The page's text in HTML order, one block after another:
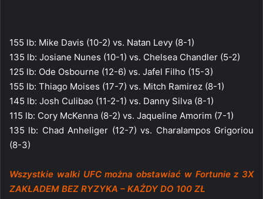
155 lb: Mike Davis (10-2) vs. Natan Levy (8-1)
135 lb: Josiane Nunes (10-1) vs. Chelsea Chandler (5-2)
125 lb: Ode Osbourne (12-6) vs. Jafel Filho (15-3)
155 lb: Thiago Moises (17-7) vs. Mitch Ramirez (8-1)
145 lb: Josh Culibao (11-2-1) vs. Danny Silva (8-1)
115 lb: Cory McKenna (8-2) vs. Jaqueline Amorim (7-1)
135 lb: Chad Anheliger (12-7) vs. Charalampos Grigoriou
(8-3)
Wszystkie walki UFC można obstawiać w Fortunie z 3X
ZAKŁADEM BEZ RYZYKA – KAŻDY DO 100 ZŁ